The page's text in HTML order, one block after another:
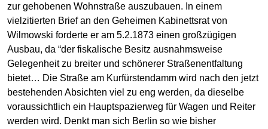
zur gehobenen Wohnstraße auszubauen. In einem
vielzitierten Brief an den Geheimen Kabinettsrat von
Wilmowski forderte er am 5.2.1873 einen großzügigen
Ausbau, da “der fiskalische Besitz ausnahmsweise
Gelegenheit zu breiter und schönerer Straßenentfaltung
bietet… Die Straße am Kurfürstendamm wird nach den jetzt
bestehenden Absichten viel zu eng werden, da dieselbe
voraussichtlich ein Hauptspazierweg für Wagen und Reiter
werden wird. Denkt man sich Berlin so wie bisher